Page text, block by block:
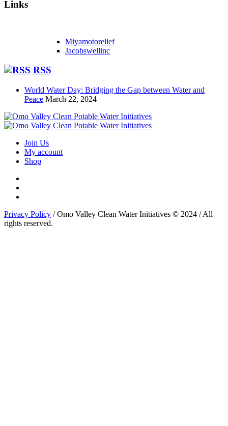
Links
Miyamotorelief
Jacobswellinc
RSS
World Water Day: Bridging the Gap between Water and
Peace March 22, 2024
Join Us
My account
Shop
Privacy Policy / Omo Valley Clean Water Initiatives © 2024 / All
rights reserved.